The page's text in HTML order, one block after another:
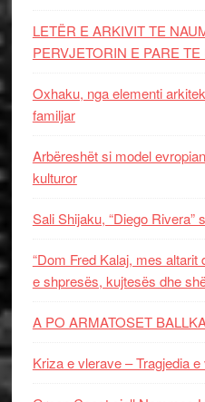
LETËR E ARKIVIT TE
PERVJETORIN E PARE
Oxhaku, nga elementi
familjar
Arbëreshët si model
kulturor
Sali Shijaku, “Diego Rivera”
“Dom Fred Kalaj, mes
e shpresës, kujtesës dhe
A PO ARMATOSET
Kriza e vlerave – Tragjedia